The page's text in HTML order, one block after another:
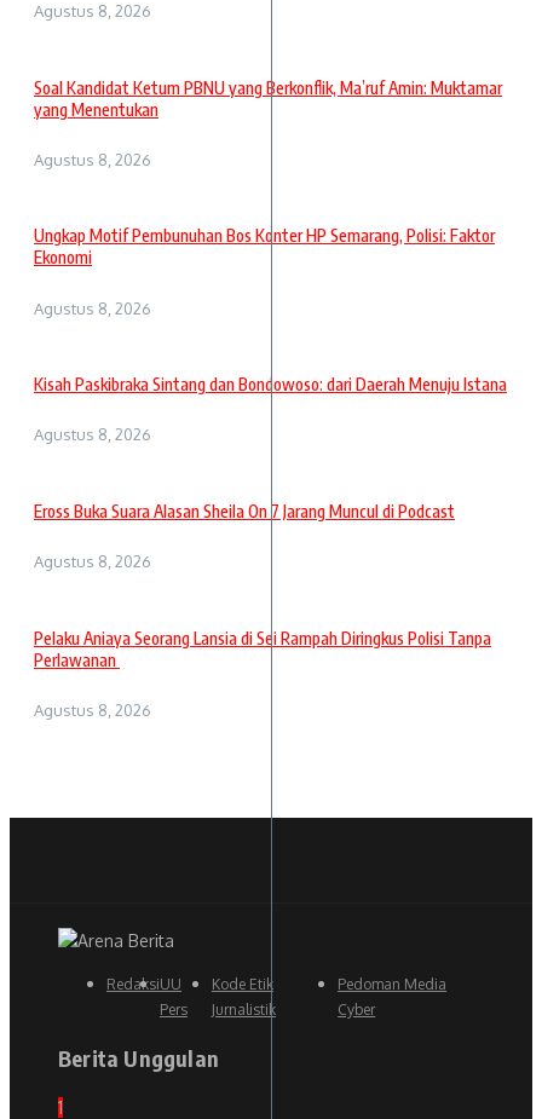
Agustus 8, 2026
Soal Kandidat Ketum PBNU yang Berkonflik, Ma’ruf Amin: Muktamar
yang Menentukan
Agustus 8, 2026
Ungkap Motif Pembunuhan Bos Konter HP Semarang, Polisi: Faktor
Ekonomi
Agustus 8, 2026
Kisah Paskibraka Sintang dan Bondowoso: dari Daerah Menuju Istana
Agustus 8, 2026
Eross Buka Suara Alasan Sheila On 7 Jarang Muncul di Podcast
Agustus 8, 2026
Pelaku Aniaya Seorang Lansia di Sei Rampah Diringkus Polisi Tanpa
Perlawanan
Agustus 8, 2026
RedaksiUU
Pers
Kode Etik
Jurnalistik
Pedoman Media
Cyber
Berita Unggulan
1